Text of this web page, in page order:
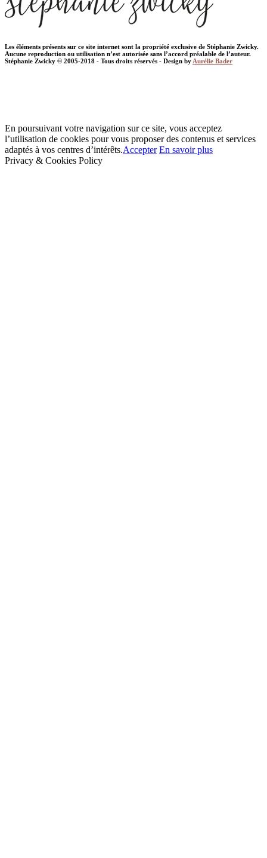
Les éléments présents sur ce site internet sont la propriété exclusive de Stéphanie Zwicky.
Aucune reproduction ou utilisation n’est autorisée sans l’accord préalable de l’auteur.
Stéphanie Zwicky © 2005-2018 - Tous droits réservés - Design by Aurélie Bader
En poursuivant votre navigation sur ce site, vous acceptez
l’utilisation de cookies pour vous proposer des contenus et services
adaptés à vos centres d’intérêts.Accepter En savoir plus
Privacy & Cookies Policy